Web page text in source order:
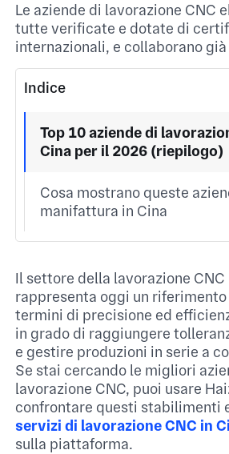
Le aziende di lavorazione CNC
tutte verificate e dotate di
internazionali, e collaborano
Indice
Top 10 aziende di
Cina per il 2026 (riepilogo)
Cosa mostrano queste
manifattura in Cina
Il settore della lavorazione CNC
rappresenta oggi un
termini di precisione ed
in grado di raggiungere
e gestire produzioni in serie a
Se stai cercando le migliori
lavorazione CNC, puoi usare
confrontare questi stabilimenti
servizi di lavorazione CNC in
sulla piattaforma.